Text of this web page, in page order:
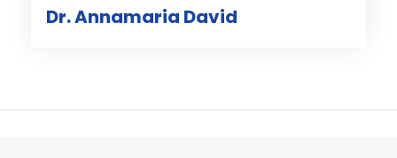
Dr. Annamaria David